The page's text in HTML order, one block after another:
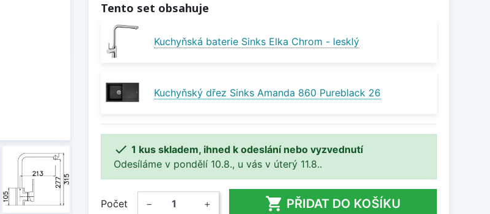
Tento set obsahuje
Kuchyňská baterie Sinks Elka Chrom - lesklý
Kuchyňský dřez Sinks Amanda 860 Pureblack 26
 1 kus skladem, ihned k odeslání nebo vyzvednutí
Odesíláme v pondělí 10.8., u vás v úterý 11.8..
Počet − +  PŘIDAT DO KOŠÍKU